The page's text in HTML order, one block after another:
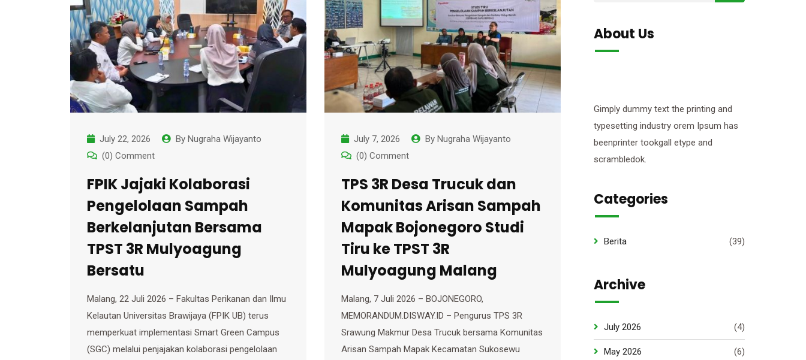
July 22, 2026 By Nugraha Wijayanto
(0) Comment
FPIK Jajaki Kolaborasi
Pengelolaan Sampah
Berkelanjutan Bersama
TPST 3R Mulyoagung
Bersatu
Malang, 22 Juli 2026 – Fakultas Perikanan dan Ilmu
Kelautan Universitas Brawijaya (FPIK UB) terus
memperkuat implementasi Smart Green Campus
(SGC) melalui penjajakan kolaborasi pengelolaan
July 7, 2026 By Nugraha Wijayanto
(0) Comment
TPS 3R Desa Trucuk dan
Komunitas Arisan Sampah
Mapak Bojonegoro Studi
Tiru ke TPST 3R
Mulyoagung Malang
Malang, 7 Juli 2026 – BOJONEGORO,
MEMORANDUM.DISWAY.ID – Pengurus TPS 3R
Srawung Makmur Desa Trucuk bersama Komunitas
Arisan Sampah Mapak Kecamatan Sukosewu
About Us
Gimply dummy text the printing and
typesetting industry orem Ipsum has
beenprinter tookgall etype and
scrambledok.
Categories
Berita (39)
Archive
July 2026 (4)
May 2026 (6)